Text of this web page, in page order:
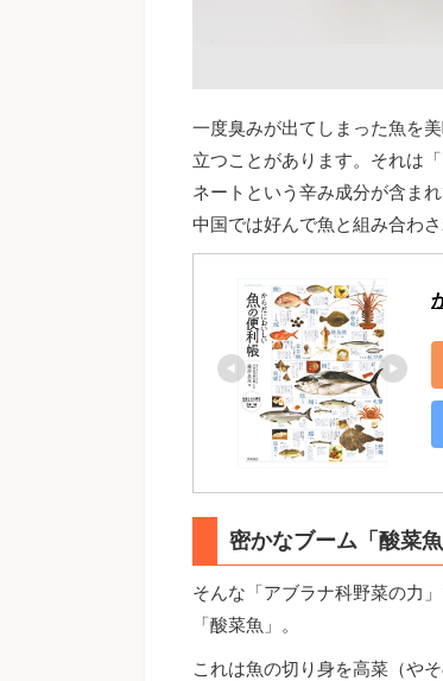
一度臭みが出てしまった魚を
立つことがあります。それは
ネートという辛み成分が含ま
中国では好んで魚と組み合わさ
密かなブーム「酸菜魚
そんな「アブラナ科野菜の力
「酸菜魚」。
これは魚の切り身を高菜（や